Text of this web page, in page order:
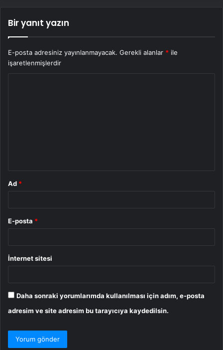
Bir yanıt yazın
E-posta adresiniz yayınlanmayacak. Gerekli alanlar * ile
işaretlenmişlerdir
Ad *
E-posta *
İnternet sitesi
Daha sonraki yorumlarımda kullanılması için adım, e-posta
adresim ve site adresim bu tarayıcıya kaydedilsin.